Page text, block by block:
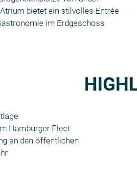
bietet ein stilvolles Entrée
im Erdgeschoss
Hamburger Fleet
an den öffentlichen